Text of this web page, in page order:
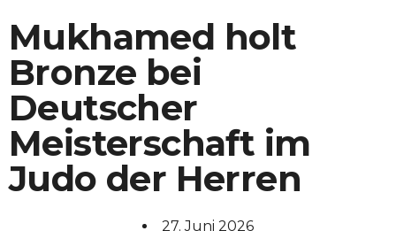
Mukhamed holt
Bronze bei
Deutscher
Meisterschaft im
Judo der Herren
27. Juni 2026